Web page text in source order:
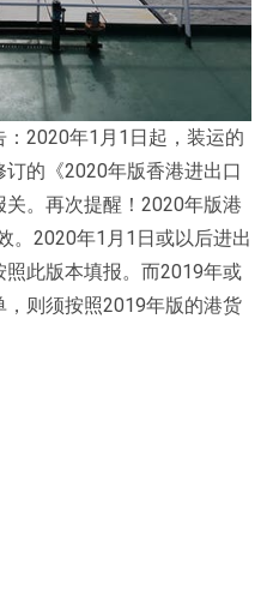
2020年1月1日起，装运的
的《2020年版香港进出口
。再次提醒！2020年版港
。2020年1月1日或以后进出
此版本填报。而2019年或
则须按照2019年版的港货